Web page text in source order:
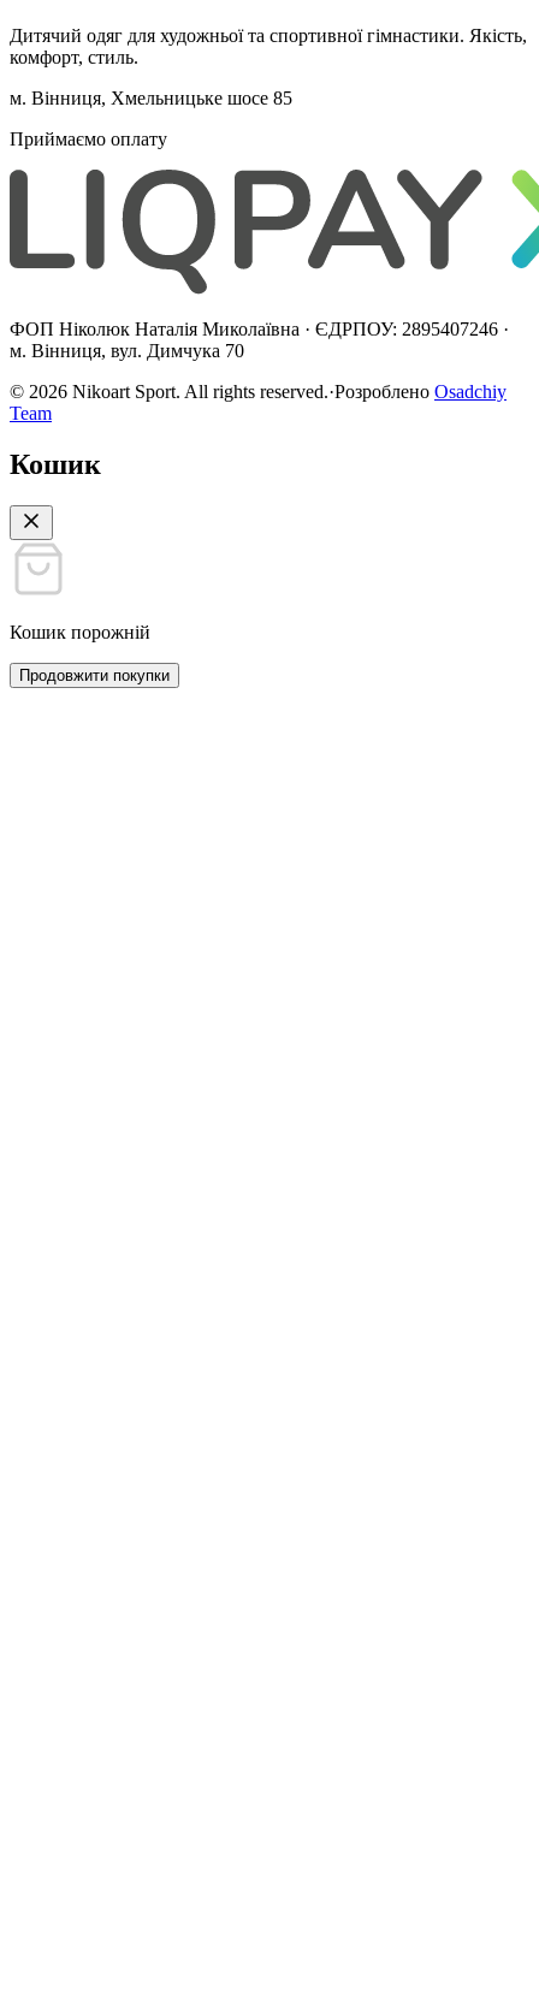
Дитячий одяг для художньої та спортивної гімнастики. Якість,
комфорт, стиль.
м. Вінниця, Хмельницьке шосе 85
Приймаємо оплату
ФОП Ніколюк Наталія Миколаївна · ЄДРПОУ: 2895407246 ·
м. Вінниця, вул. Димчука 70
© 2026 Nikoart Sport. All rights reserved.·Розроблено Osadchiy
Team
Кошик
Кошик порожній
Продовжити покупки